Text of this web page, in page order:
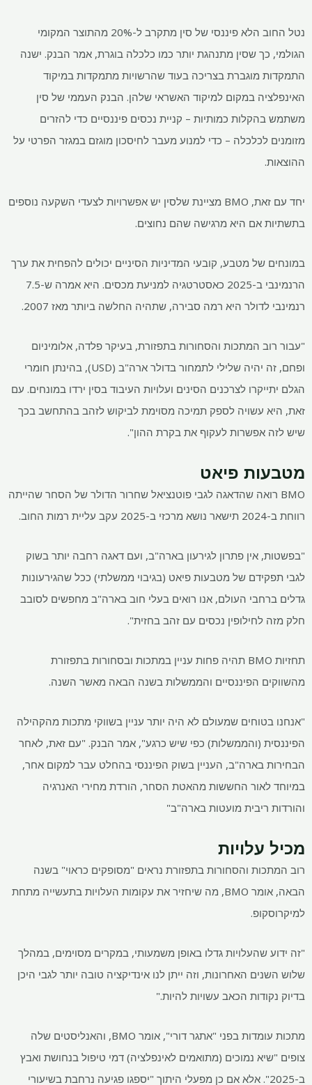
נטל החוב הלא פיננסי של סין מתקרב ל-20% מהתוצר המקומי
הגולמי, כך שסין מתנהגת יותר כמו כלכלה בוגרת, אמר הבנק. ישנה
התמקדות מוגברת בצריכה בעוד שהרשויות מתמקדות במיקוד
האינפלציה במקום למיקוד האשראי שלהן. הבנק העממי של סין
משתמש בהקלות כמותיות – קניית נכסים פיננסיים כדי להזרים
מזומנים לכלכלה – כדי למנוע מעבר לחיסכון מוגזם במגזר הפרטי על
ההוצאות.
יחד עם זאת, BMO מציינת שלסין יש אפשרויות לצעדי השקעה נוספים
בתשתיות אם היא מרגישה שהם נחוצים.
במונחים של מטבע, קובעי המדיניות הסיניים יכולים להפחית את ערך
הרנמינבי ב-2025 כאסטרטגיה למניעת מכסים. היא אמרה ש-7.5
רנמינבי לדולר היא רמה סבירה, שתהיה החלשה ביותר מאז 2007.
"עבור רוב המתכות והסחורות בתפזורת, בעיקר פלדה, אלומיניום
ופחם, זה יהיה שלילי לתמחור בדולר ארה"ב (USD), בהינתן חומרי
הגלם יתייקרו לצרכנים הסינים ועלויות העיבוד בסין ירדו במונחים. עם
זאת, היא עשויה לספק תמיכה מסוימת לביקוש לזהב בהתחשב בכך
שיש לזה אפשרות לעקוף את בקרת ההון".
מטבעות פיאט
BMO רואה שהדאגה לגבי פוטנציאל שחרור הדולר של הסחר שהייתה
רווחת ב-2024 תישאר נושא מרכזי ב-2025 עקב עליית רמות החוב.
"בפשטות, אין פתרון לגירעון בארה"ב, ועם דאגה רחבה יותר בשוק
לגבי תפקידם של מטבעות פיאט (בגיבוי ממשלתי) ככל שהגירעונות
גדלים ברחבי העולם, אנו רואים בעלי חוב בארה"ב מחפשים לסובב
חלק מזה לחילופין נכסים עם זהב בחזית".
תחזיות BMO תהיה פחות עניין במתכות ובסחורות בתפזורת
מהשווקים הפיננסיים והממשלות בשנה הבאה מאשר השנה.
"אנחנו בטוחים שמעולם לא היה יותר עניין בשווקי מתכות מהקהילה
הפיננסית (והממשלות) כפי שיש כרגע", אמר הבנק. "עם זאת, לאחר
הבחירות בארה"ב, העניין בשוק הפיננסי בהחלט עבר למקום אחר,
במיוחד לאור החששות מהאטת הסחר, הורדת מחירי האנרגיה
והורדות ריבית מועטות בארה"ב"
מכיל עלויות
רוב המתכות והסחורות בתפזורת נראים "מסופקים כראוי" בשנה
הבאה, אומר BMO, מה שיחזיר את עקומות העלויות בתעשייה מתחת
למיקרוסקופ.
"זה ידוע שהעלויות גדלו באופן משמעותי, במקרים מסוימים, במהלך
שלוש השנים האחרונות, וזה ייתן לנו אינדיקציה טובה יותר לגבי היכן
בדיוק נקודות הכאב עשויות להיות."
מתכות עומדות בפני "אתגר דורי", אומר BMO, והאנליסטים שלה
צופים "שיא נמוכים (מתואמים לאינפלציה) דמי טיפול בנחושת ואבץ
ב-2025". אלא אם כן מפעלי היתוך "יספגו פגיעה נרחבת בשיעורי